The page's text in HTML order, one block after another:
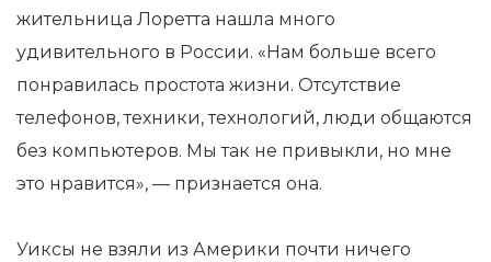
жительница Лоретта нашла много
удивительного в России. «Нам больше всего
понравилась простота жизни. Отсутствие
телефонов, техники, технологий, люди общаются
без компьютеров. Мы так не привыкли, но мне
это нравится», — признается она.
Уиксы не взяли из Америки почти ничего